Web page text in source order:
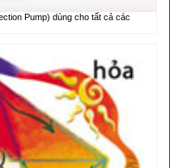
Pump) dùng cho tất cả các